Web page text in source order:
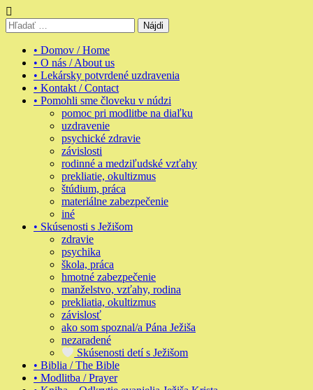
Skip
to
content
Hľadať:
• Domov / Home
• O nás / About us
• Lekársky potvrdené uzdravenia
• Kontakt / Contact
• Pomohli sme človeku v núdzi
pomoc pri modlitbe na diaľku
uzdravenie
psychické zdravie
závislosti
rodinné a medziľudské vzťahy
prekliatie, okultizmus
štúdium, práca
materiálne zabezpečenie
iné
• Skúsenosti s Ježišom
zdravie
psychika
škola, práca
hmotné zabezpečenie
manželstvo, vzťahy, rodina
prekliatia, okultizmus
závislosť
ako som spoznal/a Pána Ježiša
nezaradené
Skúsenosti detí s Ježišom
• Biblia / The Bible
• Modlitba / Prayer